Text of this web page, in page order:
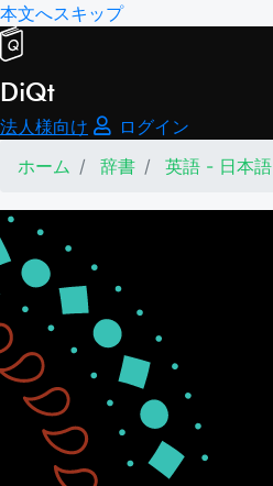
本文へスキップ
DiQt
法人様向け
ログイン
ホーム
辞書 英語 - 日本語